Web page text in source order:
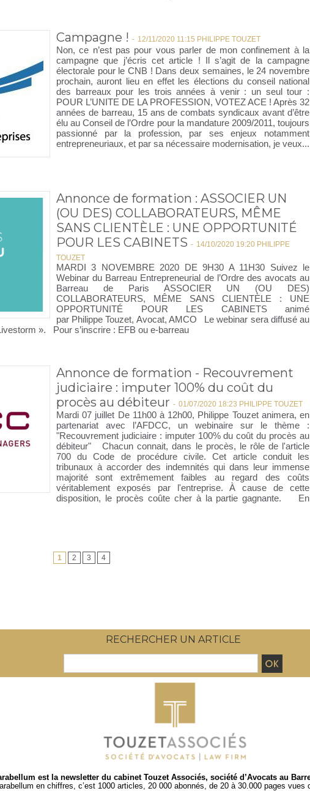
Campagne ! - 12/11/2020 11:15 PHILIPPE TOUZET
Non, ce n’est pas pour vous parler de mon confinement à la
campagne que j’écris cet article ! Il s’agit de la campagne
électorale pour le CNB ! Dans deux semaines, le 24 novembre
prochain, auront lieu en effet les élections du conseil national
des barreaux pour les trois années à venir : un seul tour :
POUR L’UNITE DE LA PROFESSION, VOTEZ ACE ! Après 32
années de barreau, 15 ans de combats syndicaux avant d’être
élu au Conseil de l’Ordre pour la mandature 2009/2011, toujours
passionné par la profession, par ses enjeux notamment
entrepreneuriaux, et par sa nécessaire modernisation, je veux...
Annonce de formation : ASSOCIER UN
(OU DES) COLLABORATEURS, MÊME
SANS CLIENTÈLE : UNE OPPORTUNITÉ
POUR LES CABINETS - 14/10/2020 19:20 PHILIPPE
TOUZET
MARDI 3 NOVEMBRE 2020 DE 9H30 A 11H30 Suivez le
Webinar du Barreau Entrepreneurial de l’Ordre des avocats au
Barreau de Paris ASSOCIER UN (OU DES)
COLLABORATEURS, MÊME SANS CLIENTÈLE : UNE
OPPORTUNITÉ POUR LES CABINETS animé
par Philippe Touzet, Avocat, AMCO Le webinar sera diffusé au
». Pour s’inscrire : EFB ou e-barreau
Annonce de formation - Recouvrement
judiciaire : imputer 100% du coût du
procès au débiteur - 01/07/2020 18:23 PHILIPPE TOUZET
Mardi 07 juillet De 11h00 à 12h00, Philippe Touzet animera, en
partenariat avec l’AFDCC, un webinaire sur le thème :
"Recouvrement judiciaire : imputer 100% du coût du procès au
débiteur" Chacun connait, dans le procès, le rôle de l'article
700 du Code de procédure civile. Cet article conduit les
tribunaux à accorder des indemnités qui dans leur immense
majorité sont extrêmement faibles au regard des coûts
véritablement exposés par l'entreprise. À cause de cette
disposition, le procès coûte cher à la partie gagnante. En
1 2 3 4
RECHERCHER UN ARTICLE
est la newsletter du cabinet Touzet Associés, société d’Avocats au
en chiffres, c’est 1000 articles, 20 000 abonnés, de 20 à 30.000 pages vues